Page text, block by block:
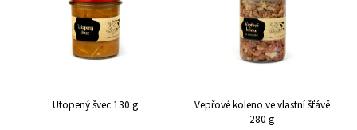
Utopený švec 130 g
Vepřové koleno ve vlastní šťávě
280 g